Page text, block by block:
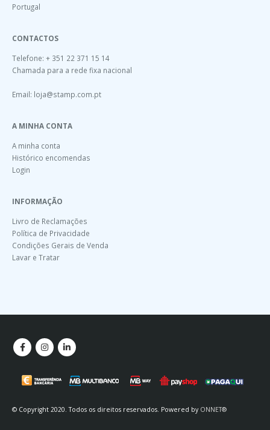
Portugal
CONTACTOS
Telefone: + 351 22 371 15 14
Chamada para a rede fixa nacional
Email: loja@stamp.com.pt
A MINHA CONTA
A minha conta
Histórico encomendas
Login
INFORMAÇÃO
Livro de Reclamações
Política de Privacidade
Condições Gerais de Venda
Lavar e Tratar
© Copyright 2020. Todos os direitos reservados. Powered by ONNET®